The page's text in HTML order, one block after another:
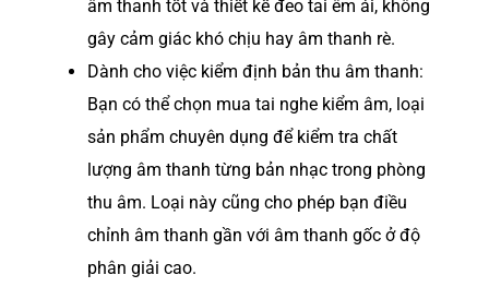
âm thanh tốt và thiết kế đeo tai êm ái, không
gây cảm giác khó chịu hay âm thanh rè.
Dành cho việc kiểm định bản thu âm thanh:
Bạn có thể chọn mua tai nghe kiểm âm, loại
sản phẩm chuyên dụng để kiểm tra chất
lượng âm thanh từng bản nhạc trong phòng
thu âm. Loại này cũng cho phép bạn điều
chỉnh âm thanh gần với âm thanh gốc ở độ
phân giải cao.